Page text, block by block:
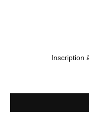
Inscription